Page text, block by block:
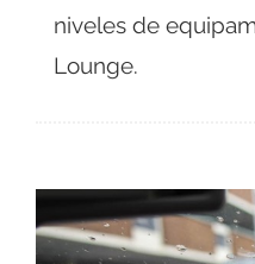
niveles de
Lounge.